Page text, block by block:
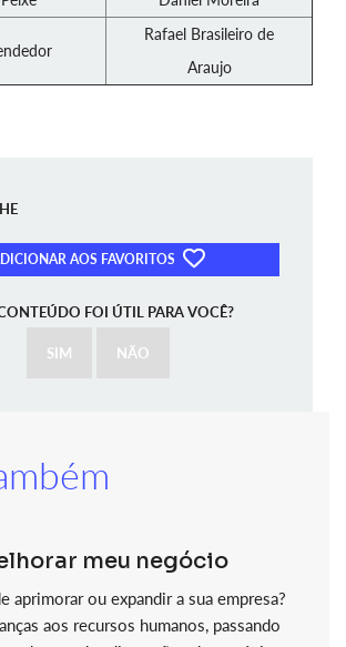
Rafael Brasileiro de
Araujo
AOS FAVORITOS
FOI ÚTIL PARA VOCÊ?
SIM NÃO
meu negócio
aprimorar ou expandir a sua empresa?
aos recursos humanos, passando